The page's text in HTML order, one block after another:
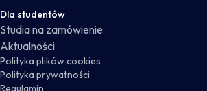
Dla studentów
Studia na zamówienie
Aktualności
Polityka plików cookies
Polityka prywatności
Regulamin